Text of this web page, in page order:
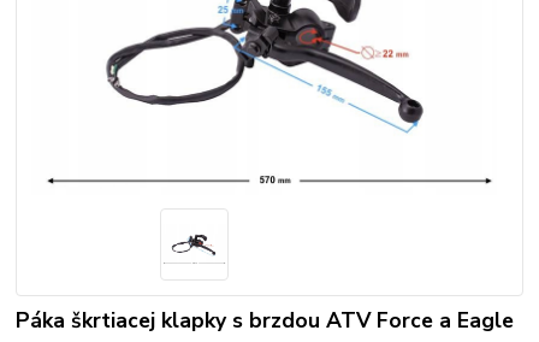
Páka škrtiacej klapky s brzdou ATV Force a Eagle